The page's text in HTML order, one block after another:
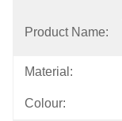
Product Name:
Material:
Colour: